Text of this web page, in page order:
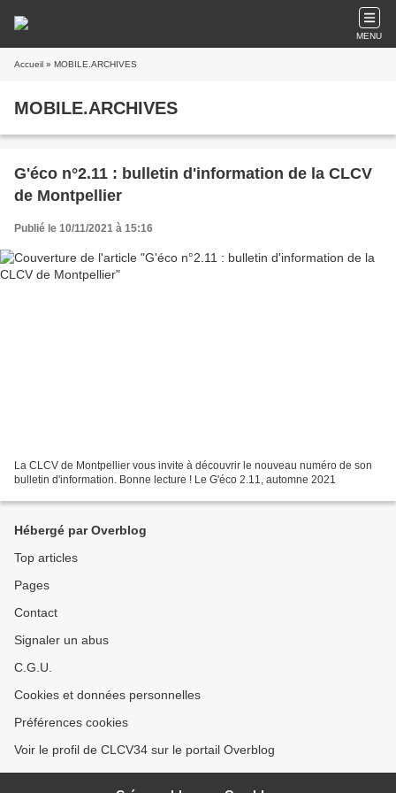
MENU
Accueil » MOBILE.ARCHIVES
MOBILE.ARCHIVES
G'éco n°2.11 : bulletin d'information de la CLCV
de Montpellier
Publié le 10/11/2021 à 15:16
La CLCV de Montpellier vous invite à découvrir le nouveau numéro de son
bulletin d'information. Bonne lecture ! Le G'éco 2.11, automne 2021
Hébergé par Overblog
Top articles
Pages
Contact
Signaler un abus
C.G.U.
Cookies et données personnelles
Préférences cookies
Voir le profil de CLCV34 sur le portail Overblog